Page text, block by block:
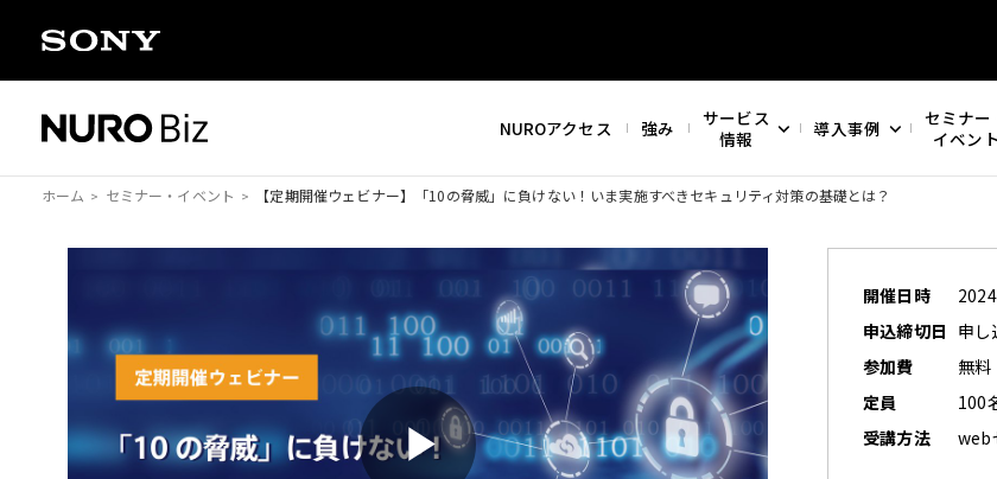
NUROアクセス 強み
サービス
情報
導入事例
セミナー
イベント
ホーム セミナー・イベント 【定期開催ウェビナー】 「10の脅威」に負けない！ いま実施すべきセキュリティ対策の基礎とは？
開催日時
申込締切日 申し
参加費
無料
定員
100
受講方法
web